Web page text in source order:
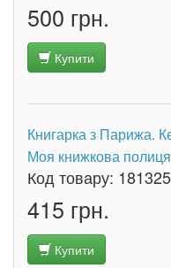
500 грн.
Купити
Книгарка з Парижа.
Моя книжкова полиця
Код товару: 181325
415 грн.
Купити